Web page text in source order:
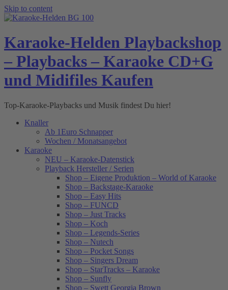
Skip to content
Karaoke-Helden Playbackshop
– Playbacks – Karaoke CD+G
und Midifiles Kaufen
Top-Karaoke-Playbacks und Musik findest Du hier!
Knaller
Ab 1Euro Schnapper
Wochen / Monatsangebot
Karaoke
NEU – Karaoke-Datenstick
Playback Hersteller / Serien
Shop – Eigene Produktion – World of Karaoke
Shop – Backstage-Karaoke
Shop – Easy Hits
Shop – FUNCD
Shop – Just Tracks
Shop – Koch
Shop – Legends-Series
Shop – Nutech
Shop – Pocket Songs
Shop – Singers Dream
Shop – StarTracks – Karaoke
Shop – Sunfly
Shop – Swett Georgia Brown